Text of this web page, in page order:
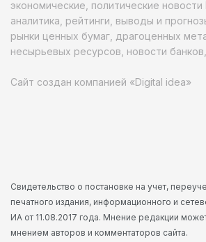
экономические, политические новости
аналитика, рейтинги, выводы и
рынки ценных бумаг, драгоценных
несырьевых ресурсов, новости
Сайт создан компанией «Digital idea»
Свидетельство о постановке на учет,
печатного издания, информационного и
ИА от 11.08.2017 года. Мнение редакции
мнением авторов и комментаторов сайта.